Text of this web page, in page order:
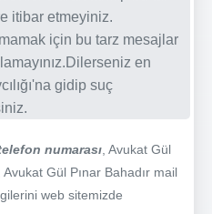
itibar etmeyiniz.
için bu tarz mesajlar
en
gidip suç
numarası , Avukat Gül
, Avukat Gül Pınar Bahadır mail
web sitemizde